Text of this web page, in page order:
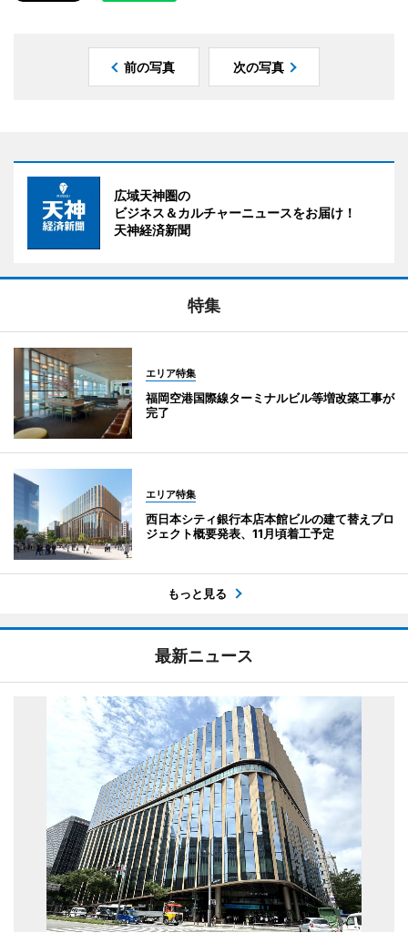
前の写真 次の写真
広域天神圏の
ビジネス＆カルチャーニュースをお届け！
天神経済新聞
特集
エリア特集
福岡空港国際線ターミナルビル等増改築工事が
完了
エリア特集
西日本シティ銀行本店本館ビルの建て替えプロ
ジェクト概要発表、11月頃着工予定
もっと見る
最新ニュース